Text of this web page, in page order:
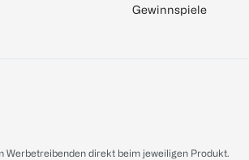
Gewinnspiele
direkt beim jeweiligen Produkt.